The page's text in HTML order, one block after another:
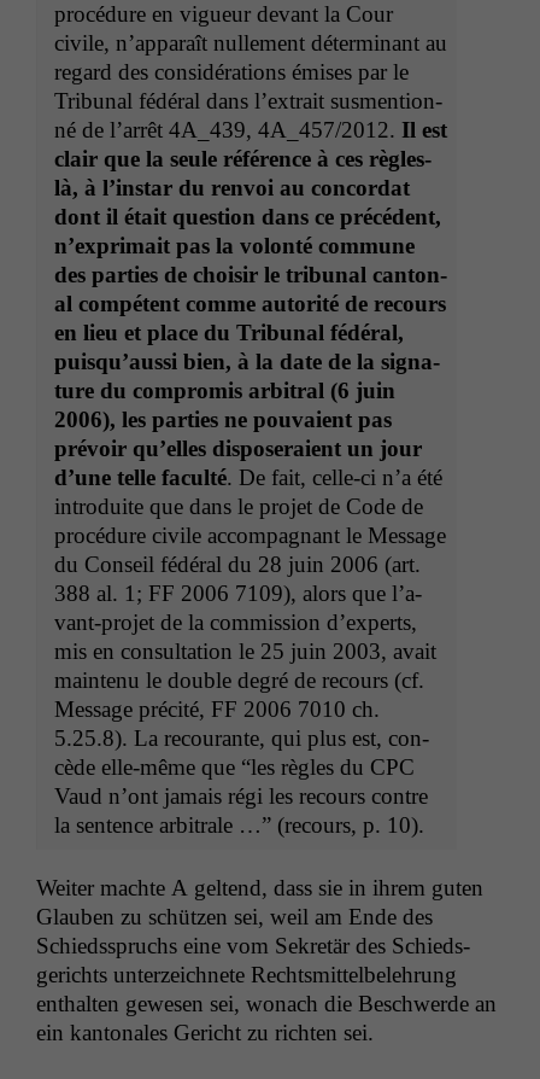
procé­dure en vigueur devant la Cour
civile, n’ap­pa­raît nulle­ment déter­mi­nant au
regard des con­sid­éra­tions émis­es par le
Tri­bunal fédéral dans l’ex­trait sus­men­tion­
né de l’ar­rêt 4A_439, 4A_457/2012. Il est
clair que la seule référence à ces règles-
là, à l’in­star du ren­voi au con­cor­dat
dont il était ques­tion dans ce précé­dent,
n’ex­pri­mait pas la volon­té com­mune
des par­ties de choisir le tri­bunal can­ton­
al com­pé­tent comme autorité de recours
en lieu et place du Tri­bunal fédéral,
puisqu’aus­si bien, à la date de la sig­na­
ture du com­pro­mis arbi­tral (6 juin
2006), les par­ties ne pou­vaient pas
prévoir qu’elles dis­poseraient un jour
d’une telle fac­ulté. De fait, celle-ci n’a été
intro­duite que dans le pro­jet de Code de
procé­dure civile accom­pa­g­nant le Mes­sage
du Con­seil fédéral du 28 juin 2006 (art.
388 al. 1; FF 2006 7109), alors que l’a­
vant-pro­jet de la com­mis­sion d’ex­perts,
mis en con­sul­ta­tion le 25 juin 2003, avait
main­tenu le dou­ble degré de recours (cf.
Mes­sage préc­ité, FF 2006 7010 ch.
5.25.8). La recourante, qui plus est, con­
cède elle-même que “les règles du CPC
Vaud n’ont jamais régi les recours con­tre
la sen­tence arbi­trale …” (recours, p. 10).
Weit­er machte A gel­tend, dass sie in ihrem guten
Glauben zu schützen sei, weil am Ende des
Schiedsspruchs eine vom Sekretär des Schieds­
gerichts unterze­ich­nete Rechtsmit­tel­belehrung
enthal­ten gewe­sen sei, wonach die Beschw­erde an
ein kan­tonales Gericht zu richt­en sei.